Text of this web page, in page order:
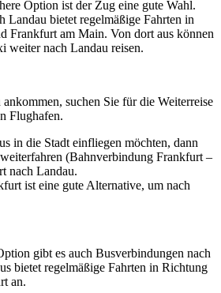
Option ist der Zug eine gute Wahl.
Landau bietet regelmäßige Fahrten in
Frankfurt am Main. Von dort aus können
weiter nach Landau reisen.
suchen Sie für die Weiterreise
Flughafen.
in die Stadt einfliegen möchten, dann
(Bahnverbindung Frankfurt –
nach Landau.
ist eine gute Alternative, um nach
gibt es auch Busverbindungen nach
bietet regelmäßige Fahrten in Richtung
an.